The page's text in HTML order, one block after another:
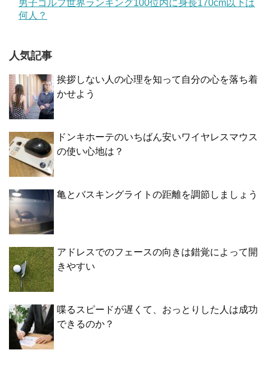
男子ゴルフ世界ランキング100位内に身長170cm以下は
何人？
人気記事
挨拶しない人の心理を知って自分の心を落ち着
かせよう
ドンキホーテのいちばん安いワイヤレスマウス
の使い心地は？
亀とバスキングライトの距離を調節しましょう
アドレスでのフェースの向きは錯覚によって開
きやすい
喋るスピードが遅くて、おっとりした人は成功
できるのか？